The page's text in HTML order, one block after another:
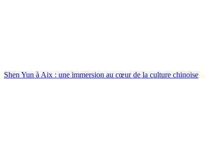
Shen Yun à Aix : une immersion au cœur de la culture chinoise